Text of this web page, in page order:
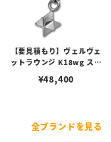
【要見積もり】ヴェルヴェ
ットラウンジ K18wg スタ
¥48,400
全ブランドを見る